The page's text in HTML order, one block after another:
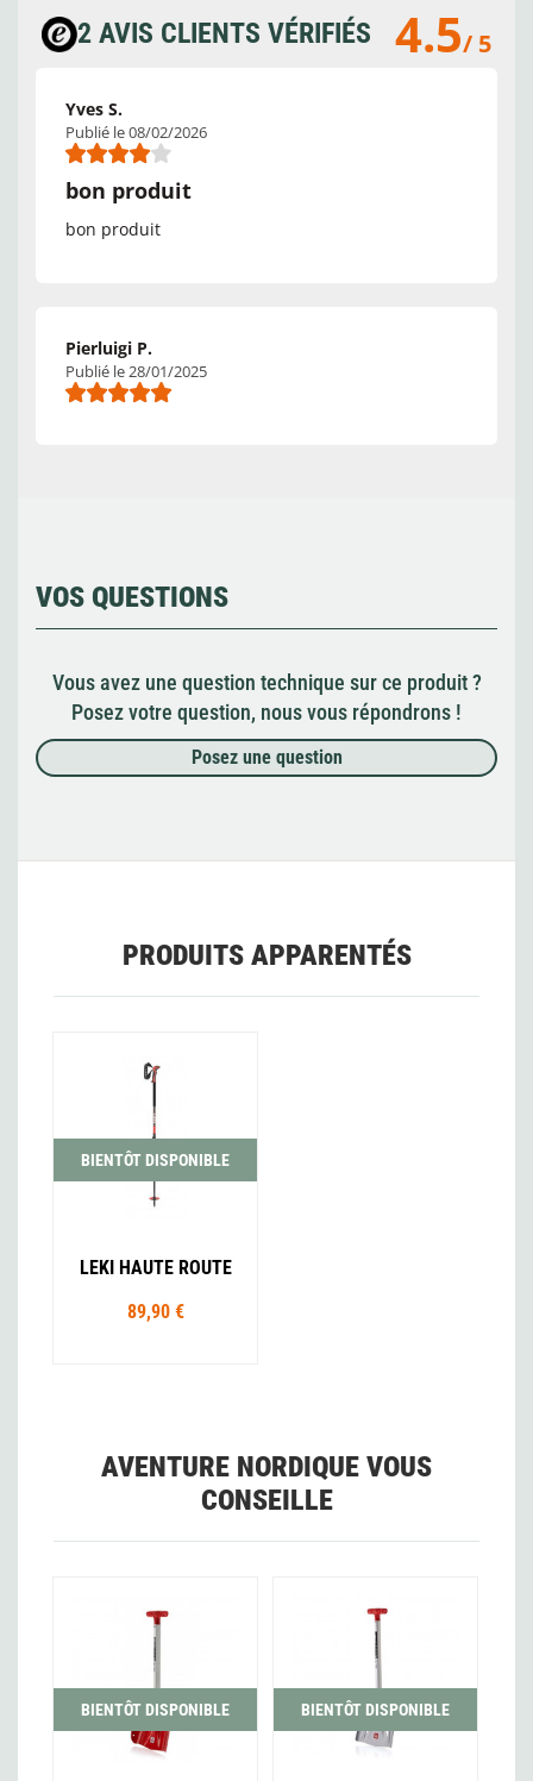
2 AVIS CLIENTS VÉRIFIÉS 4.5/ 5
Yves S.
Publié le 08/02/2026
bon produit
bon produit
Pierluigi P.
Publié le 28/01/2025
VOS QUESTIONS
Vous avez une question technique sur ce produit ?
Posez votre question, nous vous répondrons !
Posez une question
PRODUITS APPARENTÉS
BIENTÔT DISPONIBLE
LEKI HAUTE ROUTE
89,90 €
AVENTURE NORDIQUE VOUS
CONSEILLE
BIENTÔT DISPONIBLE BIENTÔT DISPONIBLE